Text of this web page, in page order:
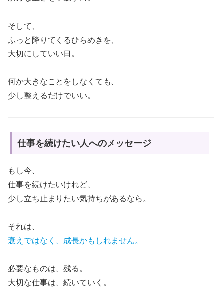
そして、
ふっと降りてくるひらめきを、
大切にしていい日。
何か大きなことをしなくても、
少し整えるだけでいい。
仕事を続けたい人へのメッセージ
もし今、
仕事を続けたいけれど、
少し立ち止まりたい気持ちがあるなら。
それは、
衰えではなく、成長かもしれません。
必要なものは、残る。
大切な仕事は、続いていく。